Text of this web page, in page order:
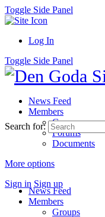
Toggle Side Panel
Log In
Toggle Side Panel
News Feed
Members
Groups
Forums
Documents
More options
Sign in Sign up
Search for:
News Feed
Members
Groups